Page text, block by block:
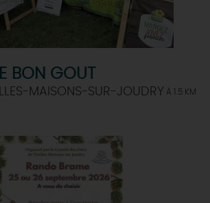
BON GOUT
MAISONS-SUR-JOUDRY À 1.5 KM